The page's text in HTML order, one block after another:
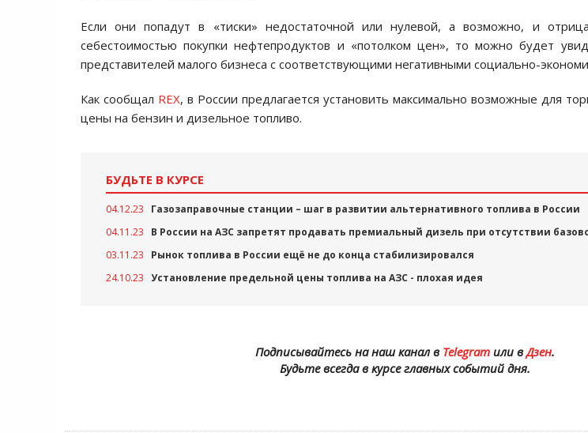
Если они попадут в «тиски» недостаточной или нулевой, а возможно, и
себестоимостью покупки нефтепродуктов и «потолком цен», то можно будет
представителей малого бизнеса с соответствующими негативными социально-
Как сообщал REX, в России предлагается установить максимально возможные для
цены на бензин и дизельное топливо.
БУДЬТЕ В КУРСЕ
04.12.23
Газозаправочные станции – шаг в развитии альтернативного топлива в России
04.11.23
В России на АЗС запретят продавать премиальный дизель при отсутствии
03.11.23
Рынок топлива в России ещё не до конца стабилизировался
24.10.23 Установление предельной цены топлива на АЗС - плохая идея
Подписывайтесь на наш канал в Telegramили вДзен.
Будьте всегда в курсе главных событий дня.